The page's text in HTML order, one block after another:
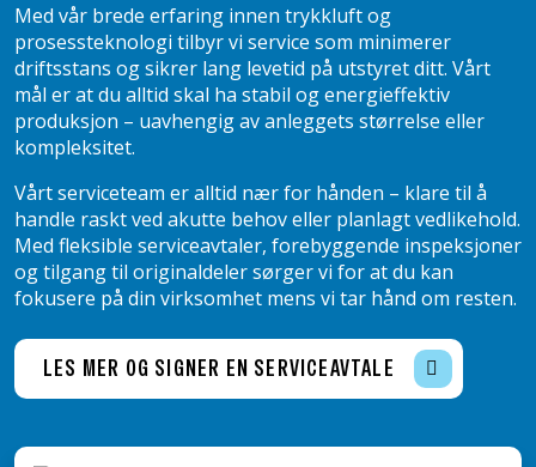
Med vår brede erfaring innen trykkluft og
prosessteknologi tilbyr vi service som minimerer
driftsstans og sikrer lang levetid på utstyret ditt. Vårt
mål er at du alltid skal ha stabil og energieffektiv
produksjon – uavhengig av anleggets størrelse eller
kompleksitet.
Vårt serviceteam er alltid nær for hånden – klare til å
handle raskt ved akutte behov eller planlagt vedlikehold.
Med fleksible serviceavtaler, forebyggende inspeksjoner
og tilgang til originaldeler sørger vi for at du kan
fokusere på din virksomhet mens vi tar hånd om resten.
LES MER OG SIGNER EN SERVICEAVTALE